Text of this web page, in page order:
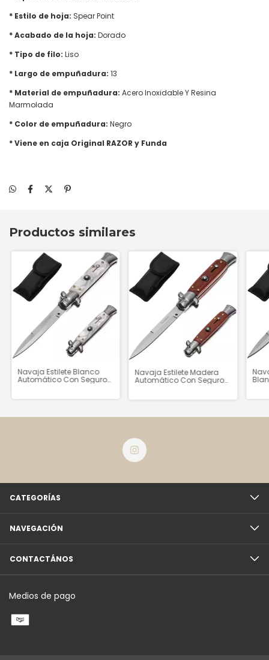
* Estilo de hoja: Spear Point
* Acabado de la hoja: Dorado
* Tipo de filo: Liso
* Largo de empuñadura: 13
* Material de empuñadura: Acero Inoxidable Y Resina
Marmolada
* Color de empuñadura: Negro
* Viene en caja Original RAZOR y Funda
Productos similares
Navaja Estilete Blanco
Automático Con Seguro
Navaja Estilete Madera
Automático Con Seguro
CATEGORÍAS
NAVEGACIÓN
CONTACTÁNOS
Medios de pago